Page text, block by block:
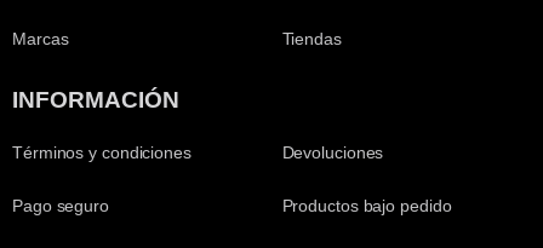
Marcas Tiendas
INFORMACIÓN
Términos y condiciones
Pago seguro
Devoluciones
Productos bajo pedido